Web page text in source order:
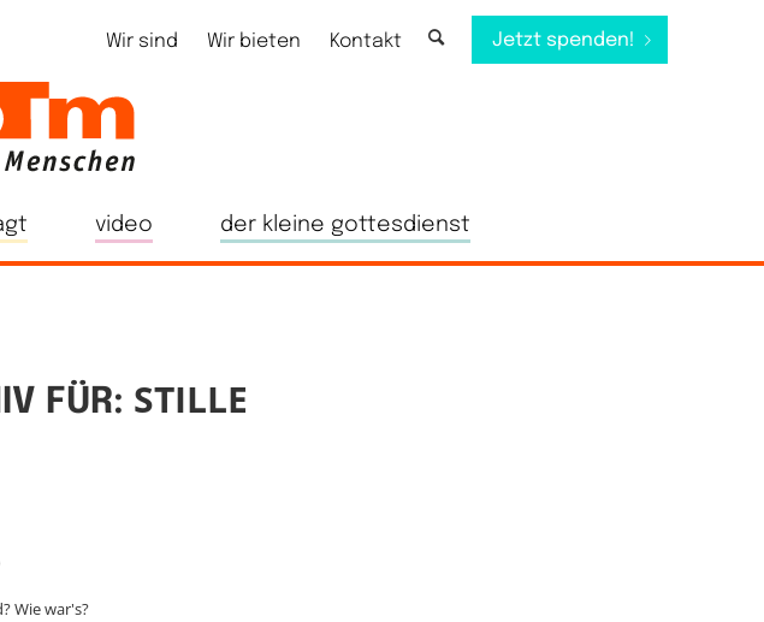
Wir sind Wir bieten Kontakt Jetzt spenden!
video der kleine gottesdienst
FÜR: STILLE
Wie war's?